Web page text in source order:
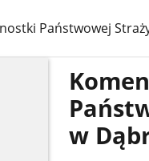
Państwowej
w